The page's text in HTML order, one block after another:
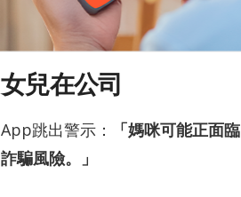
女兒在公司
App跳出警示：
「媽咪可能正面臨
詐騙風險。」